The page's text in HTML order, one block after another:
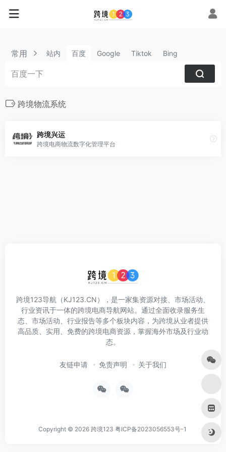
常用 站内 百度 Google Tiktok Bing
跨境物流系统
跨境兴运
跨境电商物流数字化管理平台
跨境123导航（KJ123.CN），是一家集资源对接、市场活动、
行业资讯于一体的跨境电商导航网站。通过全面收录服务生
态、市场活动、行业报告等多个板块内容，为跨境从业者提供
高品质、实用、免费的跨境电商资源，掌握海外市场及行业动
态。
友链申请 免责声明 关于我们
Copyright © 2026 跨境123 粤ICP备2023056553号-1